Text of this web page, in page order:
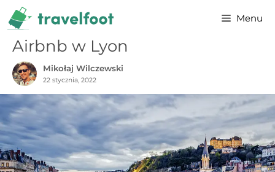
Przejdź
do
treści
Menu
Airbnb w Lyon
Mikołaj Wilczewski
22 stycznia, 2022